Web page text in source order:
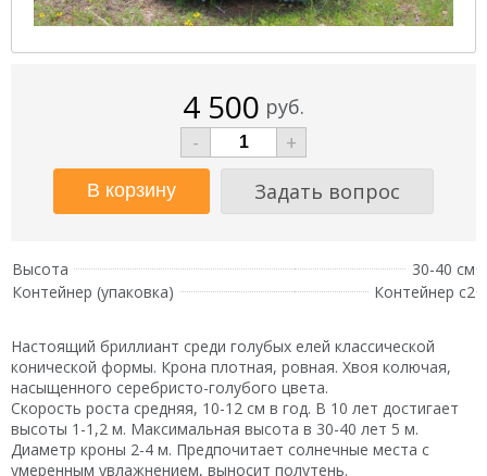
4 500 руб.
-
+
Задать вопрос
Высота
30-40 см
Контейнер (упаковка)
Контейнер с2
Настоящий бриллиант среди голубых елей классической
конической формы. Крона плотная, ровная. Хвоя колючая,
насыщенного серебристо-голубого цвета.
Скорость роста средняя, 10-12 см в год. В 10 лет достигает
высоты 1-1,2 м. Максимальная высота в 30-40 лет 5 м.
Диаметр кроны 2-4 м. Предпочитает солнечные места с
умеренным увлажнением, выносит полутень.